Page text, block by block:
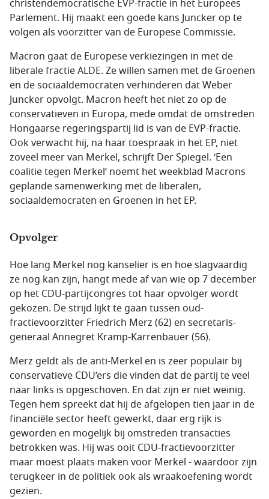
christendemocratische EVP-fractie in het Europees
Parlement. Hij maakt een goede kans Juncker op te
volgen als voorzitter van de Europese Commissie.
Macron gaat de Europese verkiezingen in met de
liberale fractie ALDE. Ze willen samen met de Groenen
en de sociaaldemocraten verhinderen dat Weber
Juncker opvolgt. Macron heeft het niet zo op de
conservatieven in Europa, mede omdat de omstreden
Hongaarse regeringspartij lid is van de EVP-fractie.
Ook verwacht hij, na haar toespraak in het EP, niet
zoveel meer van Merkel, schrijft Der Spiegel. ‘Een
coalitie tegen Merkel’ noemt het weekblad Macrons
geplande samenwerking met de liberalen,
sociaaldemocraten en Groenen in het EP.
Opvolger
Hoe lang Merkel nog kanselier is en hoe slagvaardig
ze nog kan zijn, hangt mede af van wie op 7 december
op het CDU-partijcongres tot haar opvolger wordt
gekozen. De strijd lijkt te gaan tussen oud-
fractievoorzitter Friedrich Merz (62) en secretaris-
generaal Annegret Kramp-Karrenbauer (56).
Merz geldt als de anti-Merkel en is zeer populair bij
conservatieve CDU’ers die vinden dat de partij te veel
naar links is opgeschoven. En dat zijn er niet weinig.
Tegen hem spreekt dat hij de afgelopen tien jaar in de
financiële sector heeft gewerkt, daar erg rijk is
geworden en mogelijk bij omstreden transacties
betrokken was. Hij was ooit CDU-fractievoorzitter
maar moest plaats maken voor Merkel - waardoor zijn
terugkeer in de politiek ook als wraakoefening wordt
gezien.